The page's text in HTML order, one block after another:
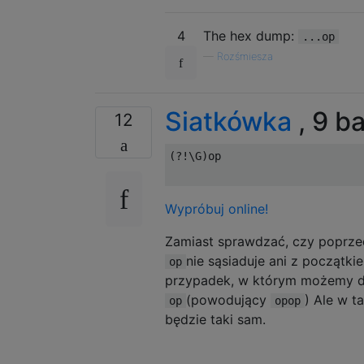
4 The hex dump: ...op
Rozśmiesza
12 Siatkówka , 9
(?!\G)op
Wypróbuj online!
Zamiast sprawdzać, czy
op nie sąsiaduje ani z
przypadek, w którym możemy
op (powodujący opop ) Ale w
będzie taki sam.